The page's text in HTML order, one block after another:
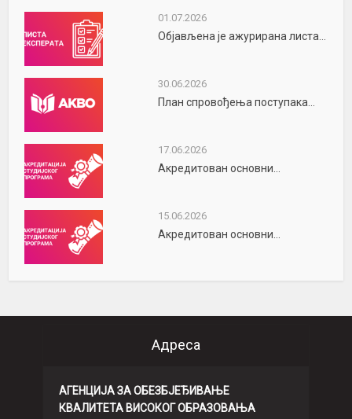
01.07.2026
Објављена је ажурирана листа...
30.06.2026
План спровођења поступака...
17.06.2026
Акредитован основни...
15.06.2026
Акредитован основни...
Адреса
АГЕНЦИЈА ЗА ОБЕЗБЈЕЂИВАЊЕ
КВАЛИТЕТА ВИСОКОГ ОБРАЗОВАЊА